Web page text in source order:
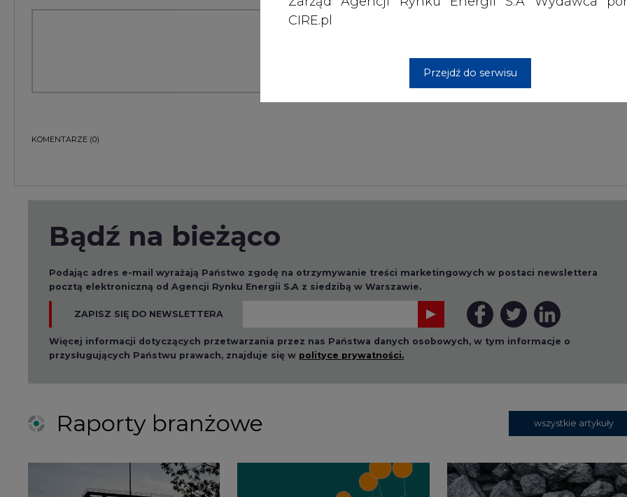
CIRE.pl
Przejdź do serwisu
z portalu cire.pl
KOMENTARZE (0)
Bądź na bieżąco
Podając adres e-mail wyrażają Państwo zgodę na otrzymywanie treści marketingowych w postaci newslettera
pocztą elektroniczną od Agencji Rynku Energii S.A z siedzibą w Warszawie.
ZAPISZ SIĘ DO NEWSLETTERA
Więcej informacji dotyczących przetwarzania przez nas Państwa danych osobowych, w tym informacje o
przysługujących Państwu prawach, znajduje się w polityce prywatności.
Raporty branżowe wszystkie artykuły